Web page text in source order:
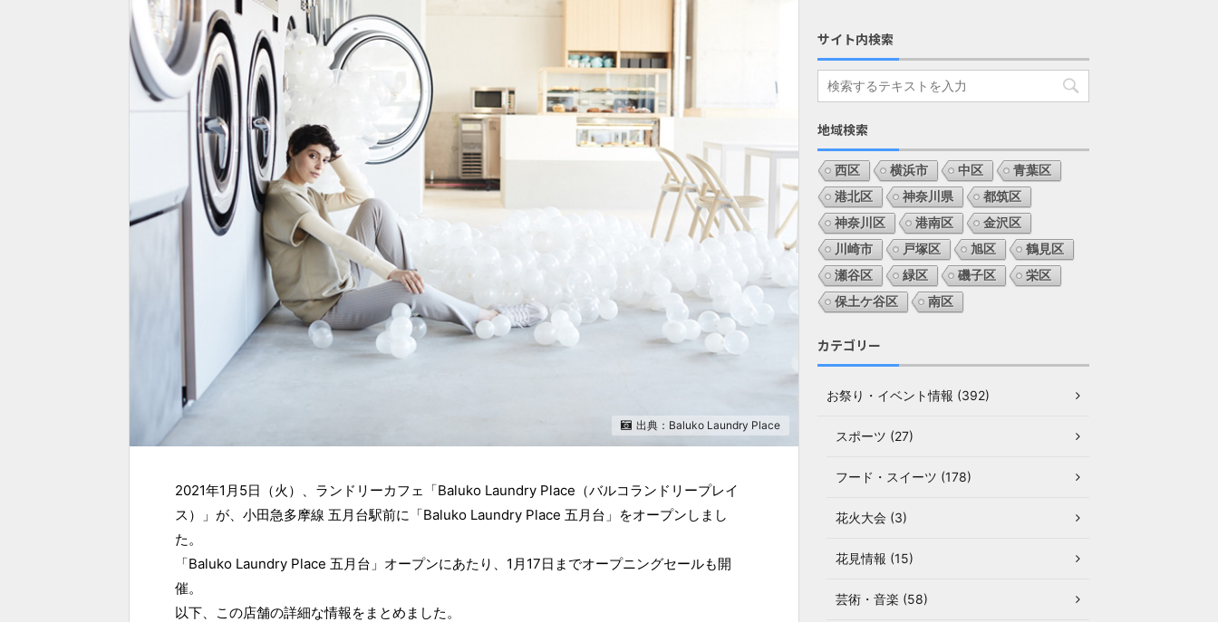
出典：Baluko Laundry Place
2021年1月5日（火）、ランドリーカフェ「Baluko Laundry Place（バルコランドリープレイ
ス）」が、小田急多摩線 五月台駅前に「Baluko Laundry Place 五月台」をオープンしまし
た。
「Baluko Laundry Place 五月台」オープンにあたり、1月17日までオープニングセールも開
催。
以下、この店舗の詳細な情報をまとめました。
サイト内検索
地域検索
西区 横浜市 中区
青葉区
港北区
神奈川県
都筑区
神奈川区
港南区
金沢区
川崎市
戸塚区 旭区
鶴見区
瀬谷区
緑区 磯子区
栄区
保土ケ谷区
南区
カテゴリー
お祭り・イベント情報 (392)
スポーツ (27)
フード・スイーツ (178)
花火大会 (3)
花見情報 (15)
芸術・音楽 (58)